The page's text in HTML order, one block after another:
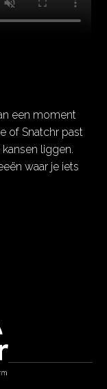
een moment
of Snatchr past
liggen.
waar je iets